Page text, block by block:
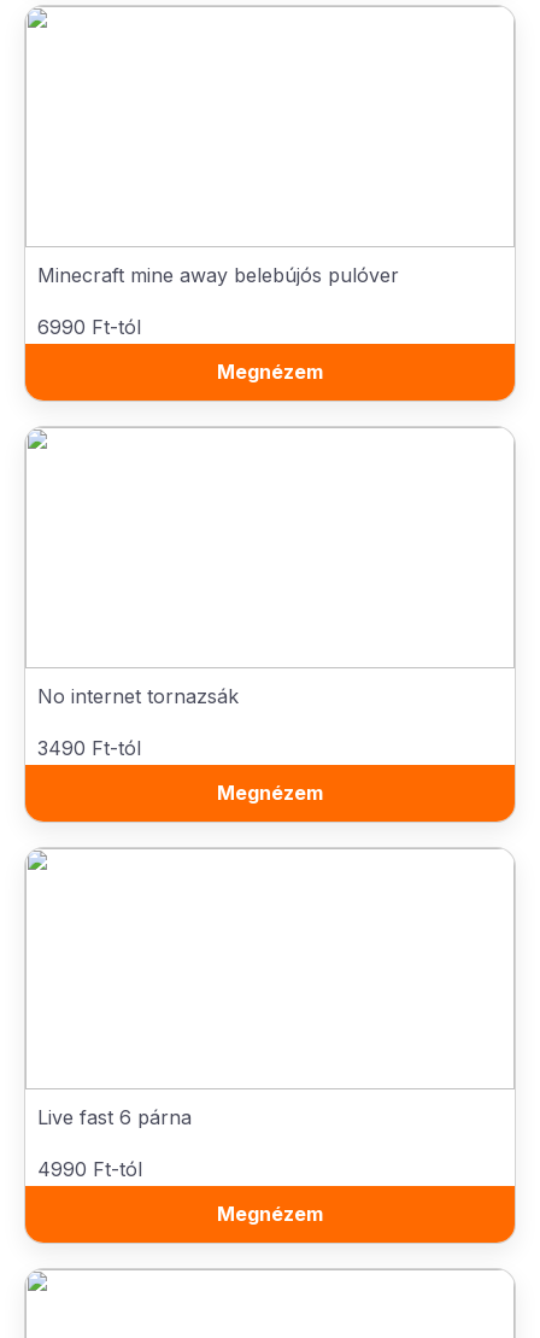
Minecraft mine away belebújós pulóver
6990 Ft-tól
Megnézem
No internet tornazsák
3490 Ft-tól
Megnézem
Live fast 6 párna
4990 Ft-tól
Megnézem